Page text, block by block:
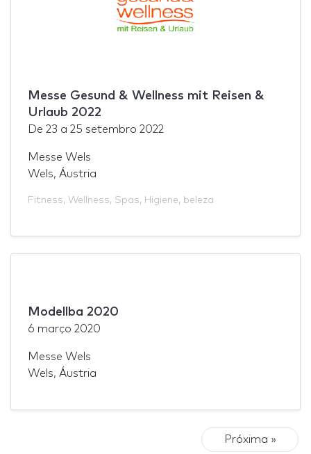
Messe Gesund & Wellness mit Reisen &
Urlaub 2022
De 23 a 25 setembro 2022
Messe Wels
Wels, Áustria
Fitness, Wellness, Spas, Higiene, beleza
Modellba 2020
6 março 2020
Messe Wels
Wels, Áustria
Próxima »